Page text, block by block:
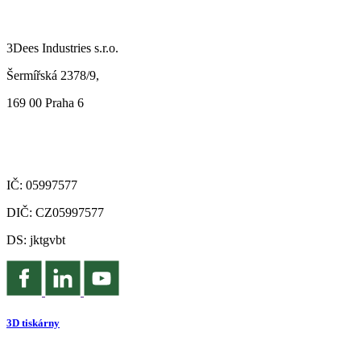
3Dees Industries s.r.o.
Šermířská 2378/9,
169 00 Praha 6
IČ: 05997577
DIČ: CZ05997577
DS: jktgvbt
3D tiskárny